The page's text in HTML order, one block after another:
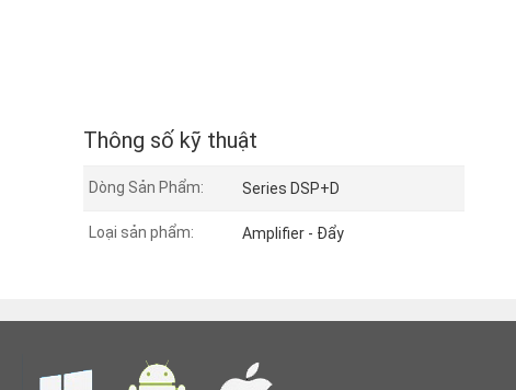
Thông số kỹ thuật
Dòng Sản Phẩm: Series DSP+D
Loại sản phẩm: Amplifier - Đẩy